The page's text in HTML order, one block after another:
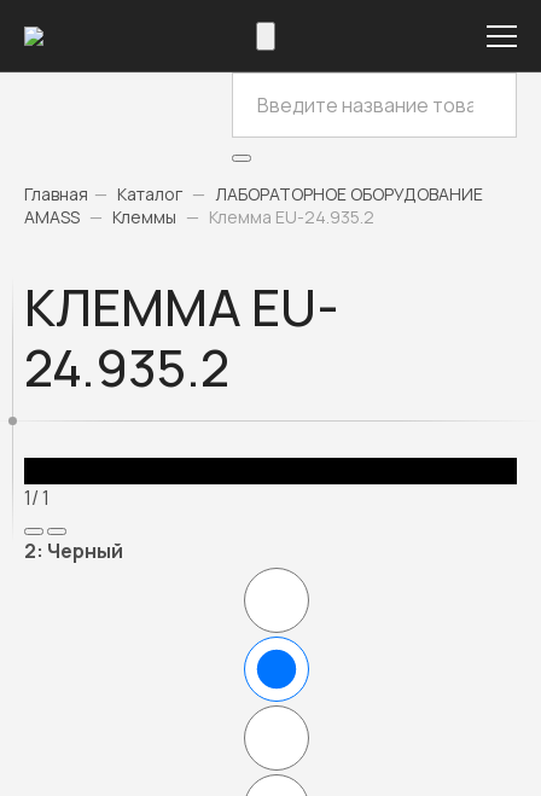
Главная — Каталог — ЛАБОРАТОРНОЕ ОБОРУДОВАНИЕ
AMASS — Клеммы — Клемма EU-24.935.2
КЛЕММА EU-
24.935.2
1/ 1
2: Черный